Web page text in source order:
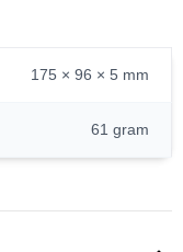
175 × 96 × 5 mm
61 gram